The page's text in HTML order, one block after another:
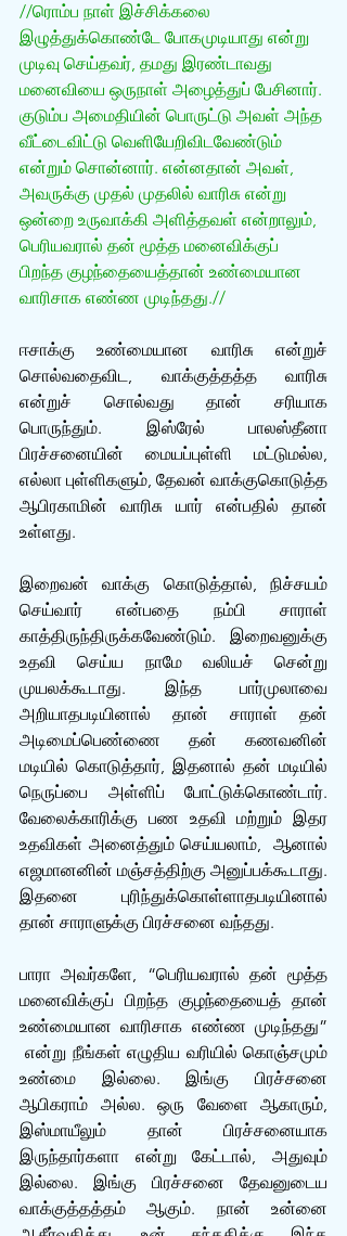
//ரொம்ப நாள் இச்சிக்கலை
இழுத்துக்கொண்டே போகமுடியாது என்று
முடிவு செய்தவர், தமது இரண்டாவது
மனைவியை ஒருநாள் அழைத்துப் பேசினார்.
குடும்ப அமைதியின் பொருட்டு அவள் அந்த
வீட்டைவிட்டு வெளியேறிவிடவேண்டும்
என்றும் சொன்னார். என்னதான் அவள்,
அவருக்கு முதல் முதலில் வாரிசு என்று
ஒன்றை உருவாக்கி அளித்தவள் என்றாலும்,
பெரியவரால் தன் மூத்த மனைவிக்குப்
பிறந்த குழந்தையைத்தான் உண்மையான
வாரிசாக எண்ண முடிந்தது.//
ஈசாக்கு உண்மையான வாரிசு என்றுச்
சொல்வதைவிட, வாக்குத்தத்த வாரிசு
என்றுச் சொல்வது தான் சரியாக
பொருந்தும். இஸ்ரேல் பாலஸ்தீனா
பிரச்சனையின் மையப்புள்ளி மட்டுமல்ல,
எல்லா புள்ளிகளும், தேவன் வாக்குகொடுத்த
ஆபிரகாமின் வாரிசு யார் என்பதில் தான்
உள்ளது.
இறைவன் வாக்கு கொடுத்தால், நிச்சயம்
செய்வார் என்பதை நம்பி சாராள்
காத்திருந்திருக்கவேண்டும். இறைவனுக்கு
உதவி செய்ய நாமே வலியச் சென்று
முயலக்கூடாது. இந்த பார்முலாவை
அறியாதபடியினால் தான் சாராள் தன்
அடிமைப்பெண்ணை தன் கணவனின்
மடியில் கொடுத்தார், இதனால் தன் மடியில்
நெருப்பை அள்ளிப் போட்டுக்கொண்டார்.
வேலைக்காரிக்கு பண உதவி மற்றும் இதர
உதவிகள் அனைத்தும் செய்யலாம்,  ஆனால்
எஜமானனின் மஞ்சத்திற்கு அனுப்பக்கூடாது.
இதனை புரிந்துக்கொள்ளாதபடியினால்
தான் சாராளுக்கு பிரச்சனை வந்தது.
பாரா அவர்களே, “பெரியவரால் தன் மூத்த
மனைவிக்குப் பிறந்த குழந்தையைத் தான்
உண்மையான வாரிசாக எண்ண முடிந்தது”
என்று நீங்கள் எழுதிய வரியில் கொஞ்சமும்
உண்மை இல்லை. இங்கு பிரச்சனை
ஆபிகராம் அல்ல. ஒரு வேளை ஆகாரும்,
இஸ்மாயீலும் தான் பிரச்சனையாக
இருந்தார்களா என்று கேட்டால், அதுவும்
இல்லை. இங்கு பிரச்சனை தேவனுடைய
வாக்குத்தத்தம் ஆகும். நான் உன்னை